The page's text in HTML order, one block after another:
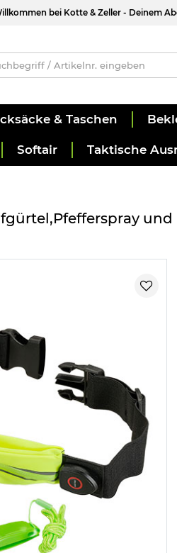
bei Kotte & Zeller - Deinem
& Taschen
Softair Taktische
und